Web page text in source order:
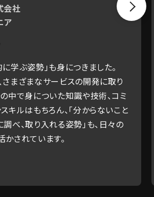
勢」も身につきました。
なサービスの開発に取り
についた知識や技術、コミ
もちろん、「分からないこと
り入れる姿勢」も、日々の
います。
デジ
社